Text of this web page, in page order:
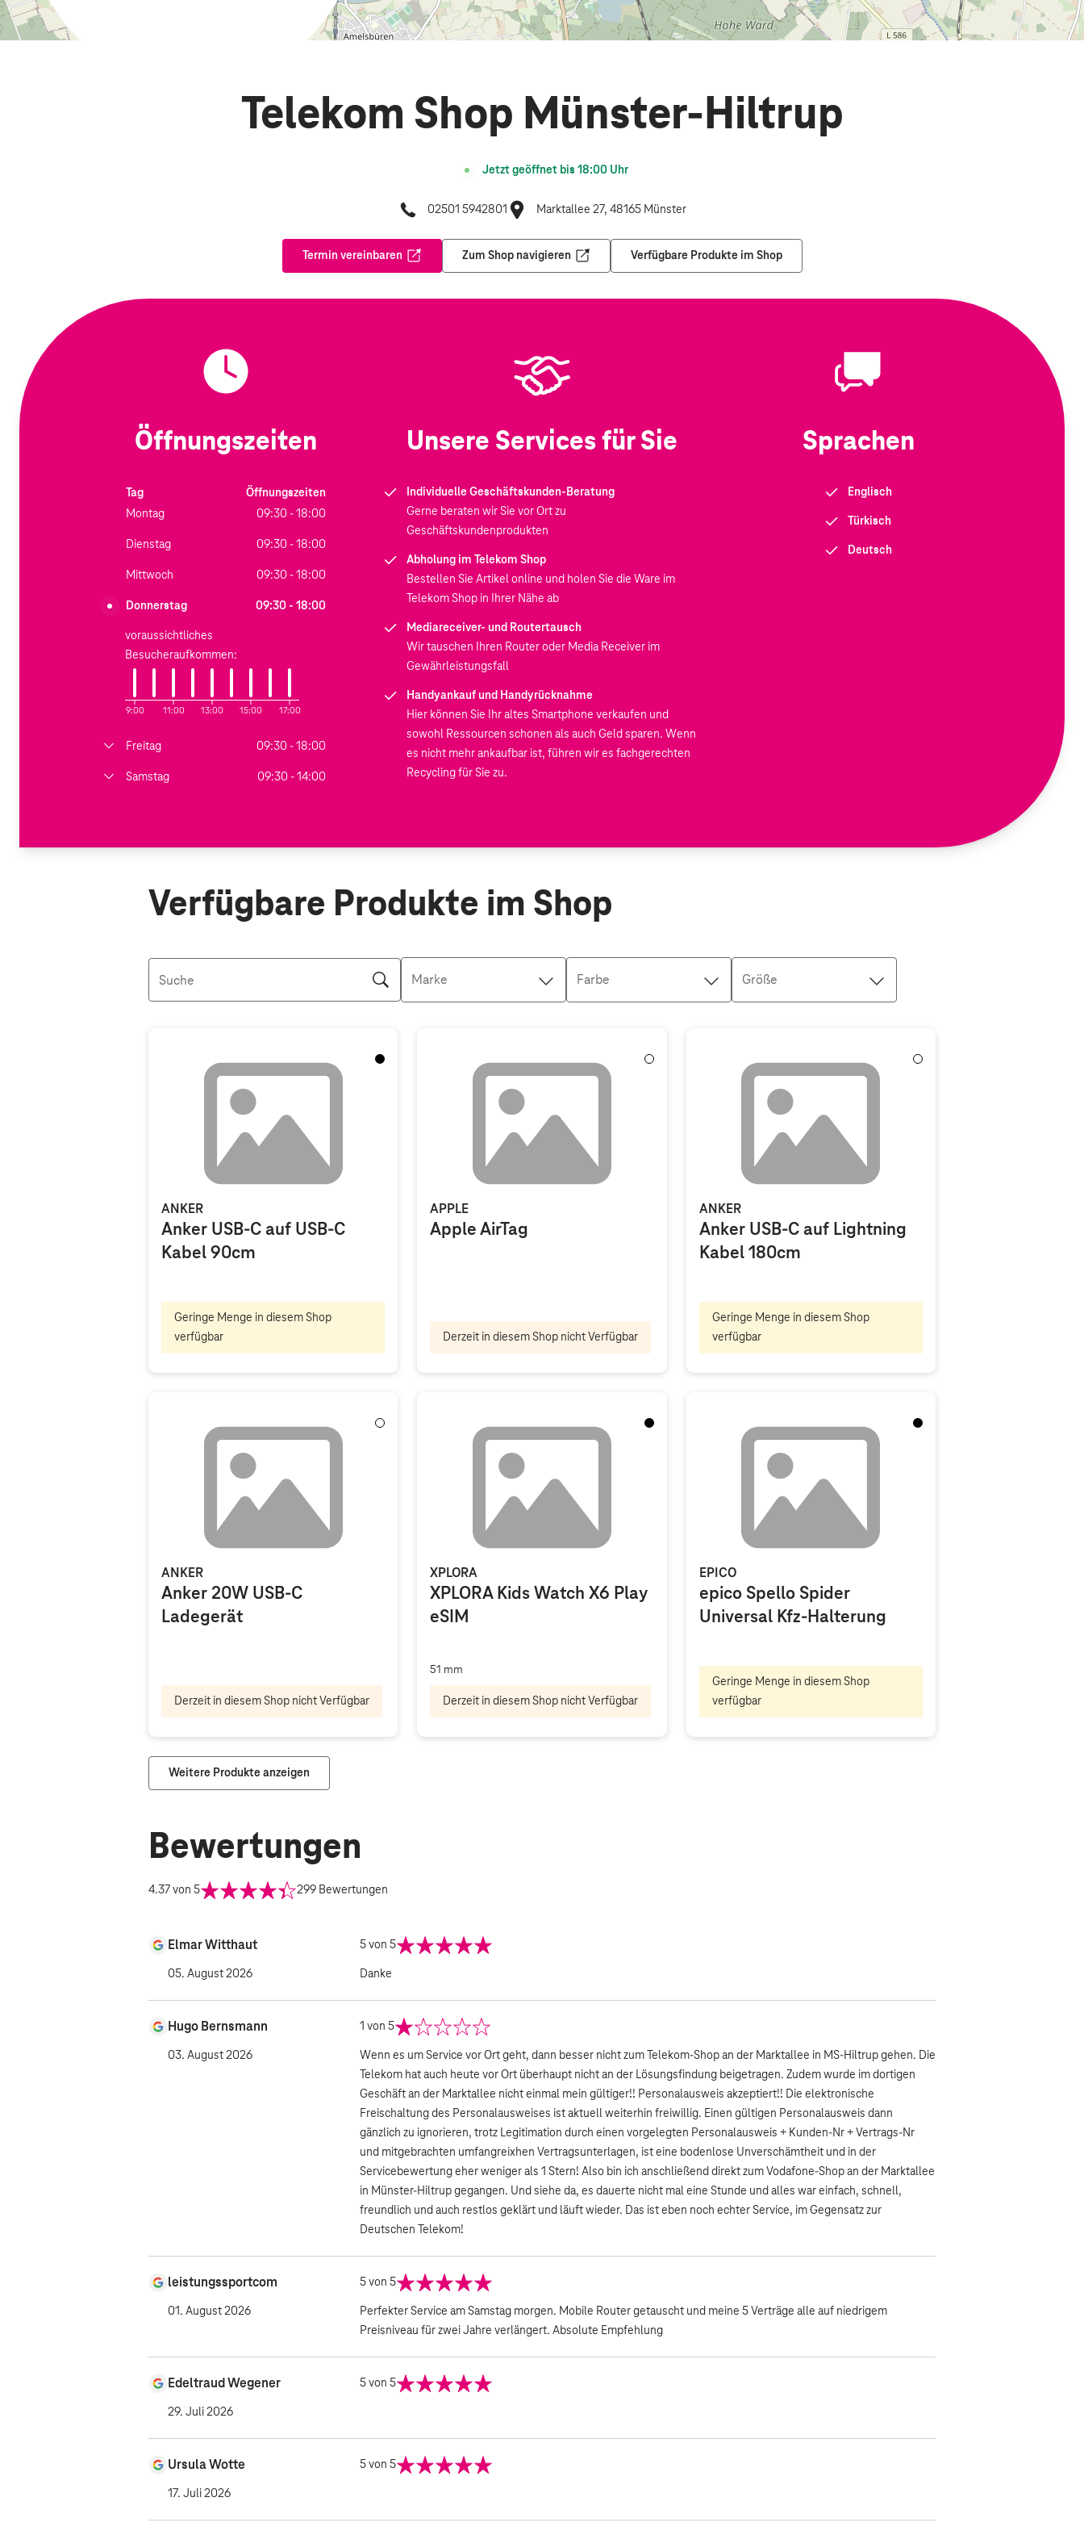
Telekom Shop Münster-Hiltrup
Jetzt geöffnet bis 18:00Uhr
02501 5942801 Marktallee 27, 48165 Münster
Termin vereinbaren
Öffnet in einem neuen Tab
Zum Shop navigieren
Öffnet in einem neuen Tab
Verfügbare Produkte im Shop
Öffnungszeiten
Tag
Öffnungszeiten
Montag
09:30 - 18:00
Dienstag 09:30 - 18:00
Mittwoch 09:30 - 18:00
Donnerstag 09:30 - 18:00
voraussichtliches
Besucheraufkommen:
9:00 11:00 13:00 15:00 17:00
Freitag 09:30 - 18:00
Samstag 09:30 - 14:00
Unsere Services für Sie
Individuelle Geschäftskunden-Beratung
Gerne beraten wir Sie vor Ort zu
Geschäftskundenprodukten
Abholung im Telekom Shop
Bestellen Sie Artikel online und holen Sie die Ware im
Telekom Shop in Ihrer Nähe ab
Mediareceiver- und Routertausch
Wir tauschen Ihren Router oder Media Receiver im
Gewährleistungsfall
Handyankauf und Handyrücknahme
Hier können Sie Ihr altes Smartphone verkaufen und
sowohl Ressourcen schonen als auch Geld sparen. Wenn
es nicht mehr ankaufbar ist, führen wir es fachgerechten
Recycling für Sie zu.
Sprachen
Englisch
Türkisch
Deutsch
Verfügbare Produkte im Shop
Suche Marke Farbe Größe
Schwarz
ANKER
Anker USB-C auf USB-C
Kabel 90cm
Geringe Menge in diesem Shop
verfügbar
Weiß
APPLE
Apple AirTag
Derzeit in diesem Shop nicht Verfügbar
Weiß
ANKER
Anker USB-C auf Lightning
Kabel 180cm
Geringe Menge in diesem Shop
verfügbar
Weiß
ANKER
Anker 20W USB-C
Ladegerät
Derzeit in diesem Shop nicht Verfügbar
Black
XPLORA
XPLORA Kids Watch X6 Play
eSIM
51 mm
Derzeit in diesem Shop nicht Verfügbar
Schwarz
EPICO
epico Spello Spider
Universal Kfz-Halterung
Geringe Menge in diesem Shop
verfügbar
Weitere Produkte anzeigen
Bewertungen
4.37von 5 299 Bewertungen
Elmar Witthaut
05. August 2026
5von 5
Danke
Hugo Bernsmann
03. August 2026
1 von 5
Wenn es um Service vor Ort geht, dann besser nicht zum Telekom-Shop an der Marktallee in MS-Hiltrup gehen. Die
Telekom hat auch heute vor Ort überhaupt nicht an der Lösungsfindung beigetragen. Zudem wurde im dortigen
Geschäft an der Marktallee nicht einmal mein gültiger!! Personalausweis akzeptiert!! Die elektronische
Freischaltung des Personalausweises ist aktuell weiterhin freiwillig. Einen gültigen Personalausweis dann
gänzlich zu ignorieren, trotz Legitimation durch einen vorgelegten Personalausweis + Kunden-Nr + Vertrags-Nr
und mitgebrachten umfangreixhen Vertragsunterlagen, ist eine bodenlose Unverschämtheit und in der
Servicebewertung eher weniger als 1 Stern! Also bin ich anschließend direkt zum Vodafone-Shop an der Marktallee
in Münster-Hiltrup gegangen. Und siehe da, es dauerte nicht mal eine Stunde und alles war einfach, schnell,
freundlich und auch restlos geklärt und läuft wieder. Das ist eben noch echter Service, im Gegensatz zur
Deutschen Telekom!
leistungssportcom
01. August 2026
5von 5
Perfekter Service am Samstag morgen. Mobile Router getauscht und meine 5 Verträge alle auf niedrigem
Preisniveau für zwei Jahre verlängert. Absolute Empfehlung
Edeltraud Wegener
29. Juli 2026
5von 5
Ursula Wotte
17. Juli 2026
5von 5